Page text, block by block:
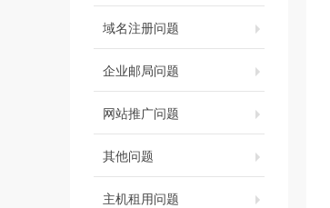
域名注册问题
企业邮局问题
网站推广问题
其他问题
主机租用问题